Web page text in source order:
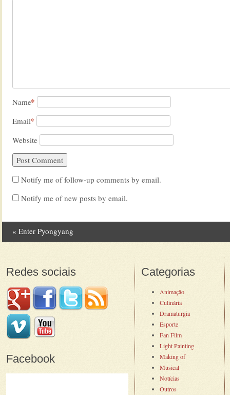
Name*
Email*
Website
Notify me of follow-up comments by email.
Notify me of new posts by email.
Post navigation
« Enter Pyongyang
Redes sociais
Facebook
Categorias
Animação
Culinária
Dramaturgia
Esporte
Fan Film
Light Painting
Making of
Musical
Notícias
Outros